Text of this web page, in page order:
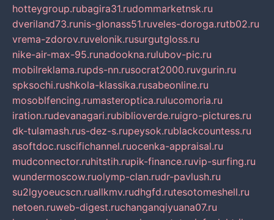
hotteygroup.rubagira31.rudommarketnsk.ru
dveriland73.runis-glonass51.ruveles-doroga.rutb02.ru
vrema-zdorov.ruvelonik.rusurgutgloss.ru
nike-air-max-95.runadookna.rulubov-pic.ru
mobilreklama.rupds-nn.rusocrat2000.ruvgurin.ru
spksochi.rushkola-klassika.rusabeonline.ru
mosoblfencing.rumasteroptica.rulucomoria.ru
iration.rudevanagari.rubiblioverde.ruigro-pictures.ru
dk-tulamash.rus-dez-s.rupeysok.rublackcountess.ru
asoftdoc.ruscifichannel.ruocenka-appraisal.ru
mudconnector.ruhitstih.rupik-finance.ruvip-surfing.ru
wundermoscow.ruolymp-clan.rudr-pavlush.ru
su2lgyoeucscn.ruallkmv.rudhgfd.rutesotomeshell.ru
netoen.ruweb-digest.ruchanganqiyuana07.ru